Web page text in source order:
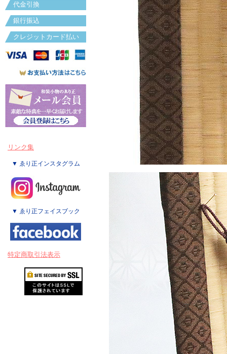
代金引換
銀行振込
クレジットカード払い
リンク集
▼ ゑり正インスタグラム
▼ ゑり正フェイスブック
特定商取引法表示